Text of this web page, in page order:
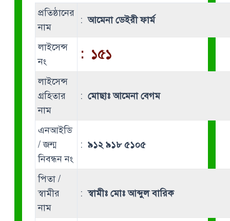
প্রতিষ্ঠানের
নাম
:আমেনা ডেইরী ফার্ম
লাইসেন্স
নং
: ১৫১
লাইসেন্স
গ্রহিতার
নাম
: মোছাঃ আমেনা বেগম
এনআইডি
/ জন্ম
নিবন্ধন নং
: ৯১২ ৯১৮ ৫১০৫
পিতা /
স্বামীর
নাম
:স্বামীঃ মোঃ আব্দুল বারিক